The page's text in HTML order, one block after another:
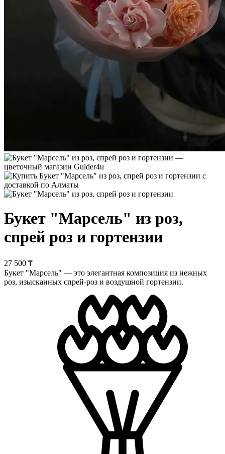
Букет "Марсель" из роз,
спрей роз и гортензии
27 500 ₸
Букет "Марсель" — это элегантная композиция из нежных
роз, изысканных спрей-роз и воздушной гортензии.